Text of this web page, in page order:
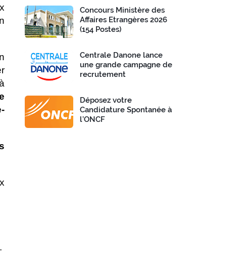
Concours Ministère des
Affaires Etrangères 2026
(154 Postes)
Centrale Danone lance
une grande campagne de
recrutement
Déposez votre
Candidature Spontanée à
l’ONCF